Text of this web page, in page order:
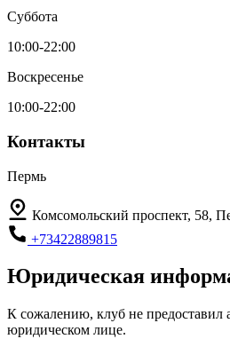
Суббота
10:00-22:00
Воскресенье
10:00-22:00
Контакты
Пермь
Комсомольский проспект, 58,
+73422889815
Юридическая
К сожалению, клуб не предоставил
юридическом лице.